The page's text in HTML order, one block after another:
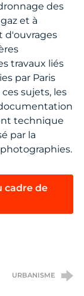
des
et à
d'ouvrages
travaux liés
par Paris
ces sujets, les
technique
par la
cadre de
URBANISME